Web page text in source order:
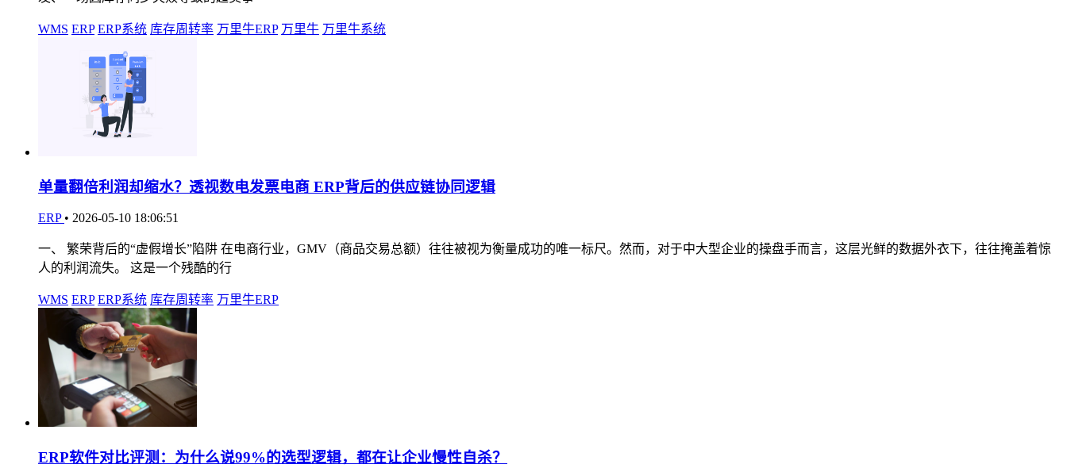
WMS ERP ERP系统 库存周转率 万里牛ERP 万里牛 万里牛系统
单量翻倍利润却缩水？透视数电发票电商 ERP背后的供应链协同逻辑
ERP • 2026-05-10 18:06:51
一、 繁荣背后的“虚假增长”陷阱 在电商行业，GMV（商品交易总额）往往被视为衡量成功的唯一标尺。然而，对于中大型企业的操盘手而言，这层光鲜的数据外衣下，往往掩盖着惊
人的利润流失。 这是一个残酷的行
WMS ERP ERP系统 库存周转率 万里牛ERP
ERP软件对比评测：为什么说99%的选型逻辑，都在让企业慢性自杀？